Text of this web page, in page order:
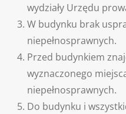
wydziały Urzędu
W budynku brak
niepełnosprawnych.
Przed budynkiem
wyznaczonego
niepełnosprawnych.
Do budynku i